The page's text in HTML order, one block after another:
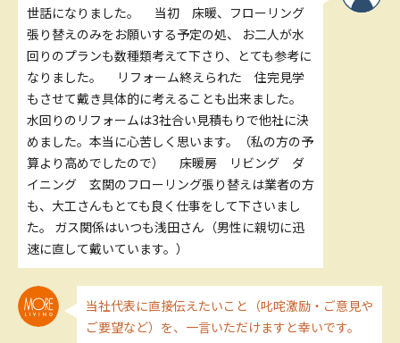
世話になりました。 当初 床暖、フローリング
張り替えのみをお願いする予定の処、 お二人が水
回りのプランも数種類考えて下さり、とても参考に
なりました。 リフォーム終えられた 住完見学
もさせて戴き具体的に考えることも出来ました。
水回りのリフォームは3社合い見積もりで他社に決
めました。本当に心苦しく思います。（私の方の予
算より高めでしたので） 床暖房 リビング ダ
イニング 玄関のフローリング張り替えは業者の方
も、大工さんもとても良く仕事をして下さいまし
た。 ガス関係はいつも浅田さん（男性に親切に迅
速に直して戴いています。）
当社代表に直接伝えたいこと（叱咤激励・ご意見や
ご要望など）を、一言いただけますと幸いです。